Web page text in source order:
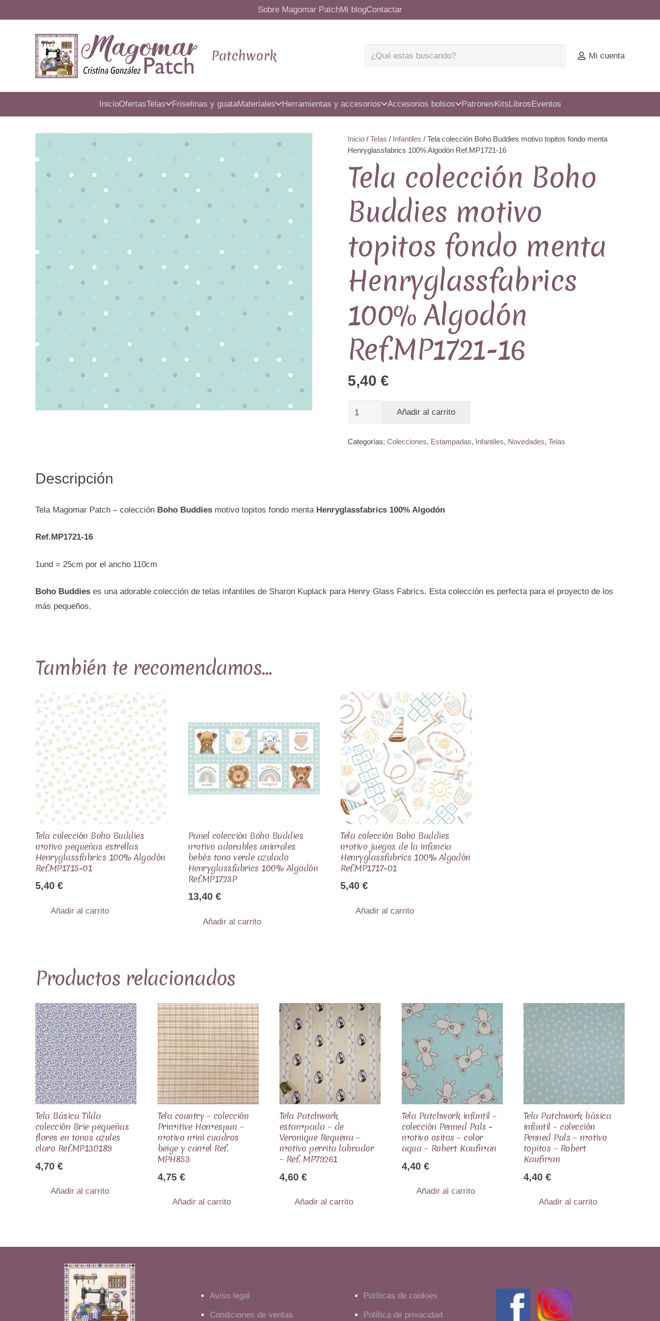
Sobre Magomar PatchMi blogContactar
Patchwork Mi cuenta
InicioOfertasTelas Friselinas y guataMateriales Herramientas y accesorios Accesorios bolsos PatronesKitsLibrosEventos
Inicio / Telas / Infantiles / Tela colección Boho Buddies motivo topitos fondo menta
Henryglassfabrics 100% Algodón Ref.MP1721-16
Tela colección Boho
Buddies motivo
topitos fondo menta
Henryglassfabrics
100% Algodón
Ref.MP1721-16
5,40 €
Tela
Boho
menta
cantidad
Añadir al carrito
Categorías: Colecciones, Estampadas, Infantiles, Novedades, Telas
Descripción
Tela Magomar Patch – colección Boho Buddies motivo topitos fondo menta Henryglassfabrics 100% Algodón
Ref.MP1721-16
1und = 25cm por el ancho 110cm
Boho Buddies es una adorable colección de telas infantiles de Sharon Kuplack para Henry Glass Fabrics. Esta colección es perfecta para el proyecto de los
más pequeños.
También te recomendamos…
Tela colección Boho Buddies
motivo pequeñas estrellas
Henryglassfabrics 100% Algodón
Ref.MP1715-01
5,40 €
Añadir al carrito
Panel colecciòn Boho Buddies
motivo adorables animales
bebés tono verde azulado
Henryglassfabrics 100% Algodón
Ref.MP1723P
13,40 €
Añadir al carrito
Tela colección Boho Buddies
motivo juegos de la infancia
Henryglassfabrics 100% Algodón
Ref.MP1717-01
5,40€
Añadir al carrito
Productos relacionados
Tela Básica Tilda
colección Brie pequeñas
flores en tonos azules
claro Ref.MP130189
4,70 €
Añadir al carrito
Tela country – colección
Primitive Homespun –
motivo mini cuadros
beige y camel Ref.
MPH853
4,75 €
Añadir al carrito
Tela Patchwork
estampada – de
Veronique Requena –
motivo perrita labrador
– Ref. MP79261
4,60 €
Añadir al carrito
Tela Patchwork infantil –
colección Penned Pals -
motivo ositos – color
aqua – Robert Kaufman
4,40 €
Añadir al carrito
Tela Patchwork básica
infantil – colección
Penned Pals – motivo
topitos – Robert
Kaufman
4,40 €
Añadir al carrito
Aviso legal
Condiciones de ventas
Políticas de cookies
Política de privacidad